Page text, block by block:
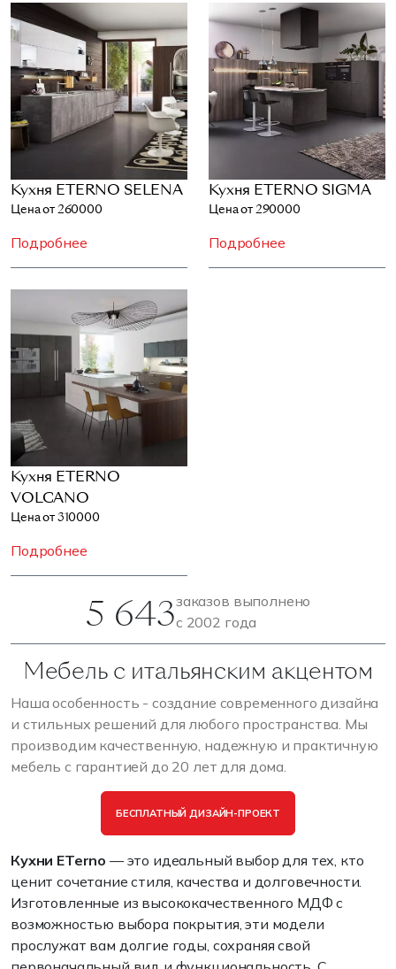
Кухня ETERNO SELENA
Цена от 260000
Подробнее
Кухня ETERNO SIGMA
Цена от 290000
Подробнее
Кухня ETERNO
VOLCANO
Цена от 310000
Подробнее
5 643заказов выполнено
с 2002 года
Мебель с итальянским акцентом
Наша особенность - создание современного дизайна
и стильных решений для любого пространства. Мы
производим качественную, надежную и практичную
мебель с гарантией до 20 лет для дома.
БЕСПЛАТНЫЙ ДИЗАЙН-ПРОЕКТ
Кухни ETerno — это идеальный выбор для тех, кто
ценит сочетание стиля, качества и долговечности.
Изготовленные из высококачественного МДФ с
возможностью выбора покрытия, эти модели
прослужат вам долгие годы, сохраняя свой